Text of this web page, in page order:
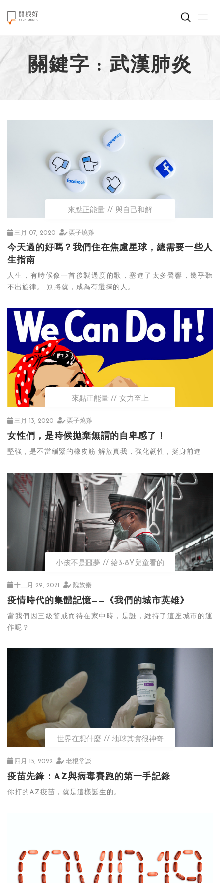
來點正能量
世界在想什麼
創造美好生活
影片專區
關鍵字 : 武漢肺炎
來點正能量 與自己和解
三月 07, 2020 栗子燒雞
今天過的好嗎？我們住在焦慮星球，總需要一些人
生指南
人生，有時候像一首後製過度的歌，塞進了太多聲響，幾乎聽
不出旋律。 別將就，成為有選擇的人。
來點正能量 女力至上
三月 13, 2020 栗子燒雞
女性們，是時候拋棄無謂的自卑感了！
堅強，是不當繃緊的橡皮筋 解放真我，強化韌性，挺身前進
小孩不是噩夢 給3-8Y兒童看的
十二月 29, 2021 魏妏秦
疫情時代的集體記憶——《我們的城市英雄》
當我們因三級警戒而待在家中時，是誰，維持了這座城市的運
作呢？
世界在想什麼 地球其實很神奇
四月 15, 2022 老根常談
疫苗先鋒：AZ與病毒賽跑的第一手記錄
你打的AZ疫苗，就是這樣誕生的。